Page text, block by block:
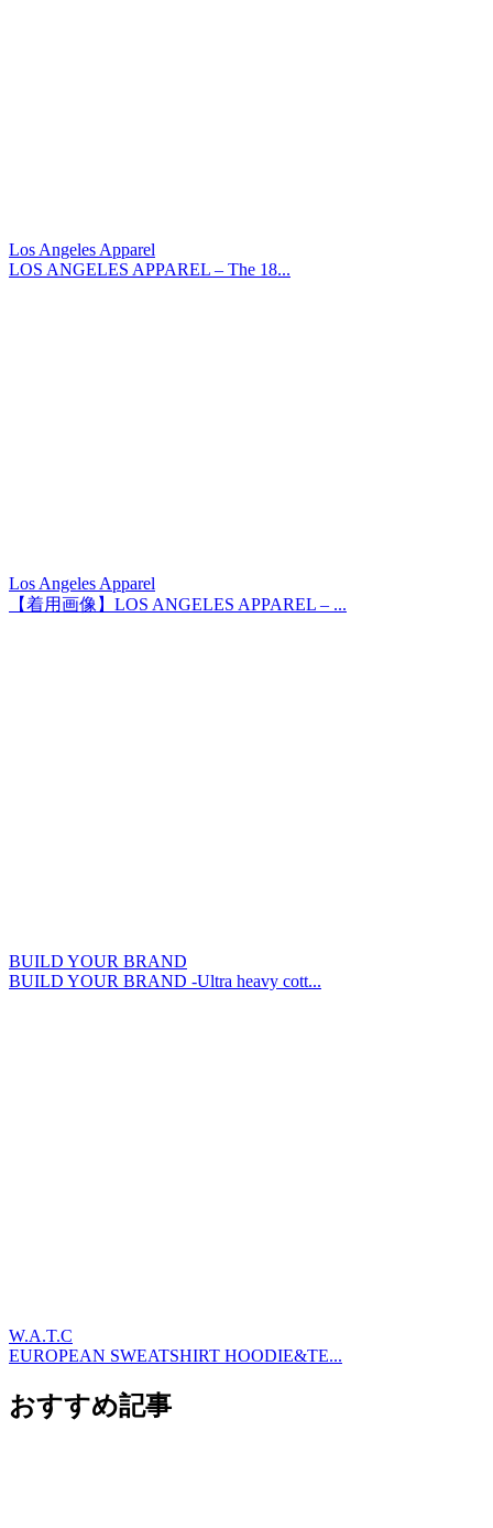
Los Angeles Apparel
LOS ANGELES APPAREL – The 18...
Los Angeles Apparel
【着用画像】LOS ANGELES APPAREL – ...
BUILD YOUR BRAND
BUILD YOUR BRAND -Ultra heavy cott...
W.A.T.C
EUROPEAN SWEATSHIRT HOODIE&TE...
おすすめ記事